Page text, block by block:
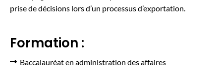
prise de décisions lors d’un processus d’exportation.
Formation :
Baccalauréat en administration des affaires